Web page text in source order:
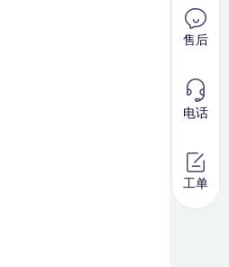
售后
电话
工单